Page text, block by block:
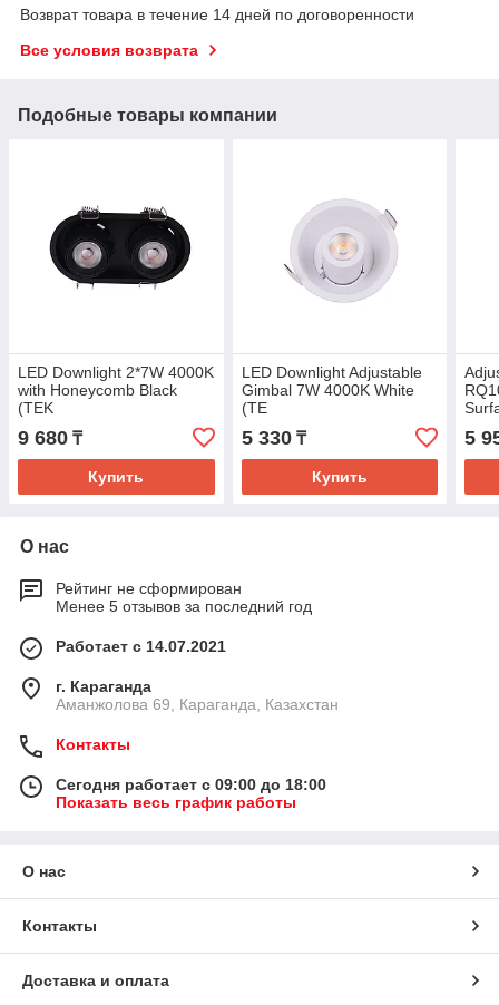
Возврат товара в течение 14 дней по договоренности
Все условия возврата
Подобные товары компании
LED Downlight 2*7W 4000K
with Honeycomb Black
(TEK
9 680 ₸
Купить
LED Downlight Adjustable
Gimbal 7W 4000K White
(TE
5 330₸
Купить
5
О нас
Рейтинг не сформирован
Менее 5 отзывов за последний год
Работает с 14.07.2021
г. Караганда
Аманжолова 69, Караганда, Казахстан
Контакты
Сегодня работает с 09:00 до 18:00
Показать весь график работы
О нас
Контакты
Доставка и оплата